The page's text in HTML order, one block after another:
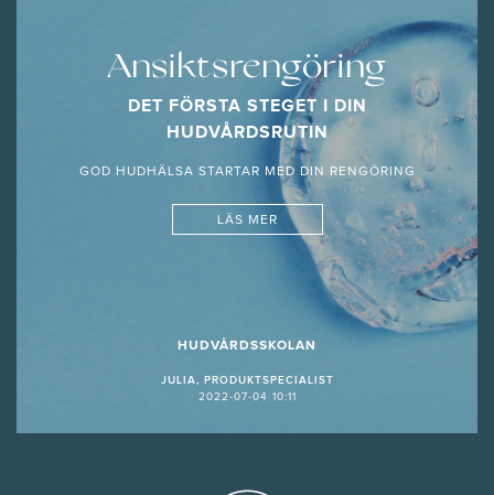
Ansiktsrengöring
DET FÖRSTA STEGET I DIN
HUDVÅRDSRUTIN
GOD HUDHÄLSA STARTAR MED DIN RENGÖRING
LÄS MER
HUDVÅRDSSKOLAN
JULIA, PRODUKTSPECIALIST
2022-07-04 10:11